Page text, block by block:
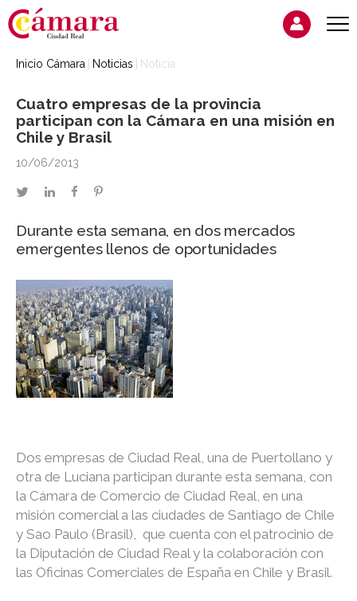
Inicio Cámara Noticias Noticia
Cuatro empresas de la provincia
participan con la Cámara en una misión en
Chile y Brasil
10/06/2013
twitterlinkedinfacebookpinterest
Durante esta semana, en dos mercados
emergentes llenos de oportunidades
Dos empresas de Ciudad Real, una de Puertollano y
otra de Luciana participan durante esta semana, con
la Cámara de Comercio de Ciudad Real, en una
misión comercial a las ciudades de Santiago de Chile
y Sao Paulo (Brasil), que cuenta con el patrocinio de
la Diputación de Ciudad Real y la colaboración con
las Oficinas Comerciales de España en Chile y Brasil.